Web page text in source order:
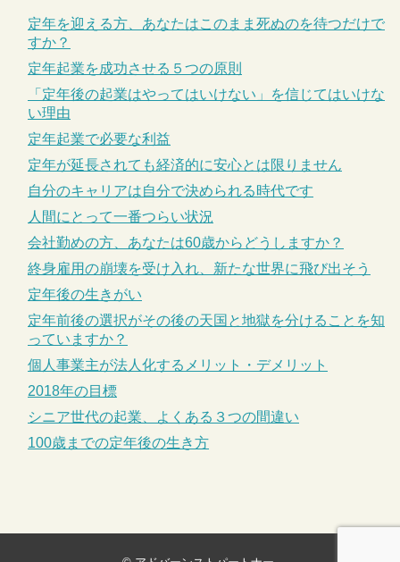
定年を迎える方、あなたはこのまま死ぬのを待つだけで
すか？
定年起業を成功させる５つの原則
「定年後の起業はやってはいけない」を信じてはいけな
い理由
定年起業で必要な利益
定年が延長されても経済的に安心とは限りません
自分のキャリアは自分で決められる時代です
人間にとって一番つらい状況
会社勤めの方、あなたは60歳からどうしますか？
終身雇用の崩壊を受け入れ、新たな世界に飛び出そう
定年後の生きがい
定年前後の選択がその後の天国と地獄を分けることを知
っていますか？
個人事業主が法人化するメリット・デメリット
2018年の目標
シニア世代の起業、よくある３つの間違い
100歳までの定年後の生き方